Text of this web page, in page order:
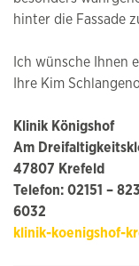
hinter die Fassade
Ich wünsche Ihnen
Ihre Kim
Klinik Königshof
Am
47807 Krefeld
Telefon: 02151 –
6032
klinik-koenigshof-